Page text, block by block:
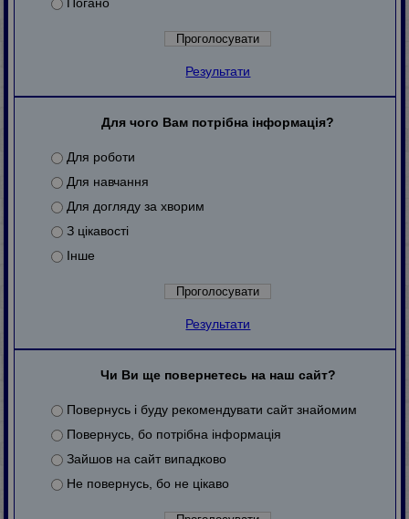
Результати
Для чого Вам потрібна інформація?
Для роботи
Для навчання
Для догляду за хворим
З цікавості
Інше
Результати
Чи Ви ще повернетесь на наш сайт?
Повернусь і буду рекомендувати сайт знайомим
Повернусь, бо потрібна інформація
Зайшов на сайт випадково
Не повернусь, бо не цікаво